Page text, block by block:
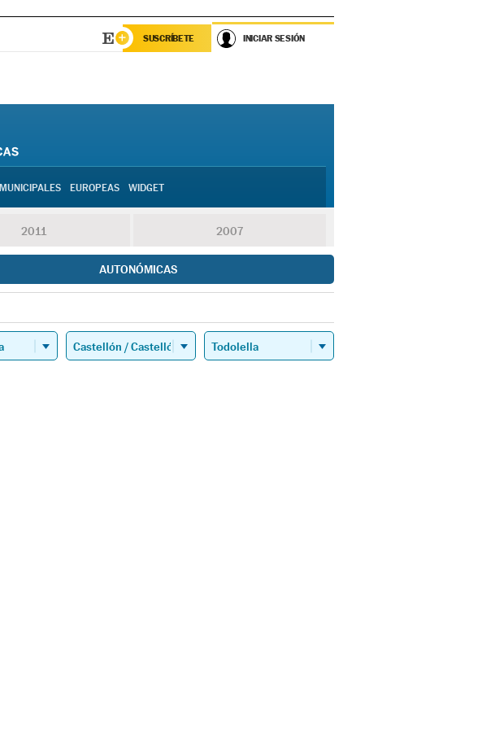
SUSCRÍBETE INICIAR SESIÓN
MUNICIPALES EUROPEAS WIDGET
2011 2007
AUTONÓMICAS